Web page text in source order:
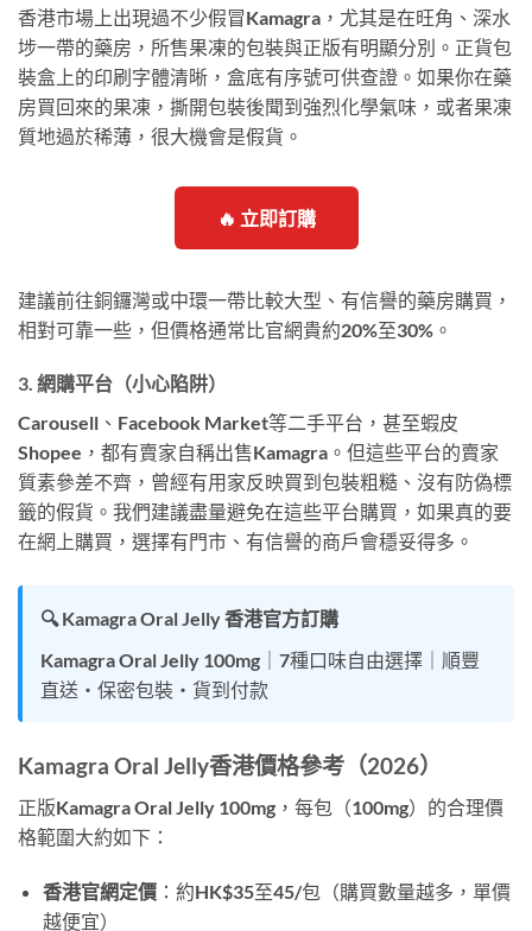
香港市場上出現過不少假冒Kamagra，尤其是在旺角、深水
埗一帶的藥房，所售果凍的包裝與正版有明顯分別。正貨包
裝盒上的印刷字體清晰，盒底有序號可供查證。如果你在藥
房買回來的果凍，撕開包裝後聞到強烈化學氣味，或者果凍
質地過於稀薄，很大機會是假貨。
🔥 立即訂購
建議前往銅鑼灣或中環一帶比較大型、有信譽的藥房購買，
相對可靠一些，但價格通常比官網貴約20%至30%。
3. 網購平台（小心陷阱）
Carousell、Facebook Market等二手平台，甚至蝦皮
Shopee，都有賣家自稱出售Kamagra。但這些平台的賣家
質素參差不齊，曾經有用家反映買到包裝粗糙、沒有防偽標
籤的假貨。我們建議盡量避免在這些平台購買，如果真的要
在網上購買，選擇有門市、有信譽的商戶會穩妥得多。
🔍 Kamagra Oral Jelly 香港官方訂購
Kamagra Oral Jelly 100mg｜7種口味自由選擇｜順豐
直送・保密包裝・貨到付款
Kamagra Oral Jelly香港價格參考（2026）
正版Kamagra Oral Jelly 100mg，每包（100mg）的合理價
格範圍大約如下：
香港官網定價：約HK$35至45/包（購買數量越多，單價
越便宜）